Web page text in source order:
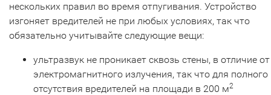
нескольких правил во время отпугивания. Устройство
изгоняет вредителей не при любых условиях, так что
обязательно учитывайте следующие вещи:
ультразвук не проникает сквозь стены, в отличие от
электромагнитного излучения, так что для полного
отсутствия вредителей на площади в 200 м2